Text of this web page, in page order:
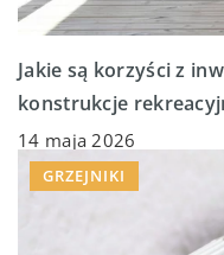
Jakie są korzyści z
konstrukcje
14 maja 2026
GRZEJNIKI